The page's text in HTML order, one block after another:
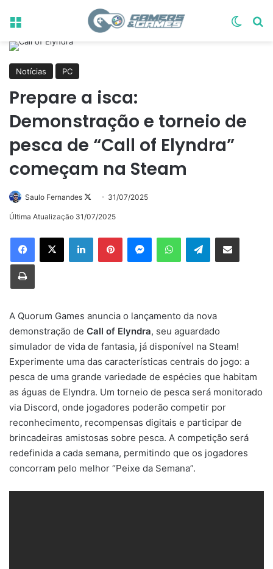
Menu
Notícias PC
Prepare a isca:
Demonstração e torneio de
pesca de “Call of Elyndra”
começam na Steam
Saulo Fernandes
Follow31/07/2025
Última Atualização 31/07/2025
LinkedinPinterestMessengerWhatsAppTelegramCompartilhar via e-mail
Imprimir
A Quorum Games anuncia o lançamento da nova
demonstração de Call of Elyndra, seu aguardado
simulador de vida de fantasia, já disponível na Steam!
Experimente uma das características centrais do jogo: a
pesca de uma grande variedade de espécies que habitam
as águas de Elyndra. Um torneio de pesca será monitorado
via Discord, onde jogadores poderão competir por
reconhecimento, recompensas digitais e participar de
brincadeiras amistosas sobre pesca. A competição será
redefinida a cada semana, permitindo que os jogadores
concorram pelo melhor “Peixe da Semana”.